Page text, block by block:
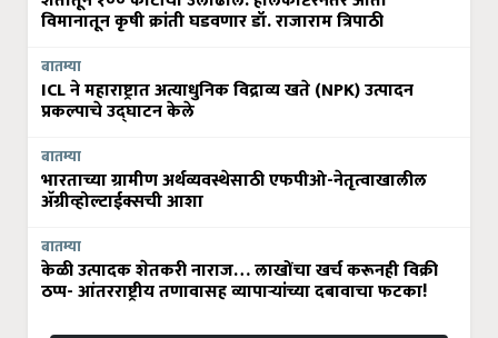
विमानातून कृषी क्रांती घडवणार डॉ. राजाराम त्रिपाठी
बातम्या
ICL ने महाराष्ट्रात अत्याधुनिक विद्राव्य खते (NPK) उत्पादन
प्रकल्पाचे उद्घाटन केले
बातम्या
भारताच्या ग्रामीण अर्थव्यवस्थेसाठी एफपीओ-नेतृत्वाखालील
अ‍ॅग्रीव्होल्टाईक्सची आशा
बातम्या
केळी उत्पादक शेतकरी नाराज… लाखोंचा खर्च करूनही विक्री
ठप्प- आंतरराष्ट्रीय तणावासह व्यापाऱ्यांच्या दबावाचा फटका!